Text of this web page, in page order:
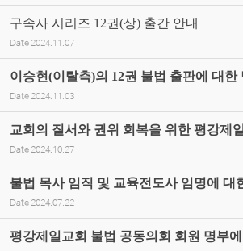
구속사 시리즈 12권(상) 출간 안내
Date 2024.11.07
이승현(이탈측)의 12권 불법 출판에 대한
Date 2024.11.03
교회의 질서와 권위 회복을 위한 평강제
Date 2024.10.27
불법 목사 임직 및 교육전도사 임명에 대
Date 2024.07.22
평강제일교회 불법 공동의회 회원 명부